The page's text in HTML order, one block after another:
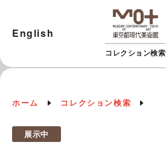
コレクション検索
English
ホーム コレクション検索
展示中